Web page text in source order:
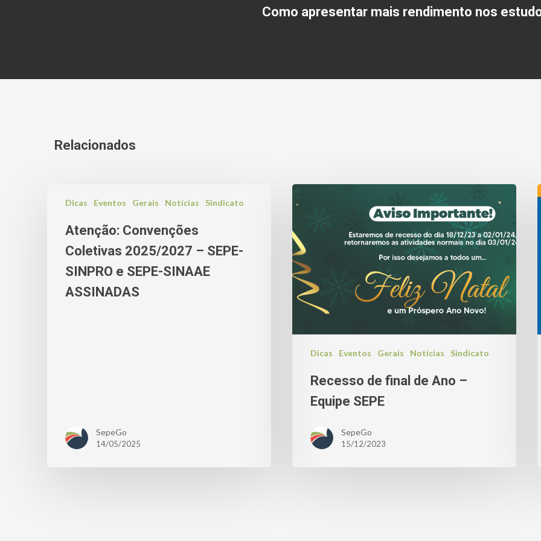
Como apresentar mais rendimento nos
Relacionados
Dicas Eventos Gerais Notícias Sindicato
Atenção: Convenções
Coletivas 2025/2027 – SEPE-
SINPRO e SEPE-SINAAE
ASSINADAS
SepeGo
14/05/2025
Dicas Eventos Gerais Notícias Sindicato
Recesso de final de Ano –
Equipe SEPE
SepeGo
15/12/2023